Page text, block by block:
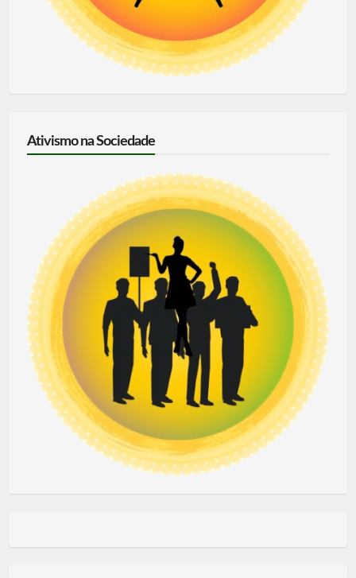
Ativismo na Sociedade